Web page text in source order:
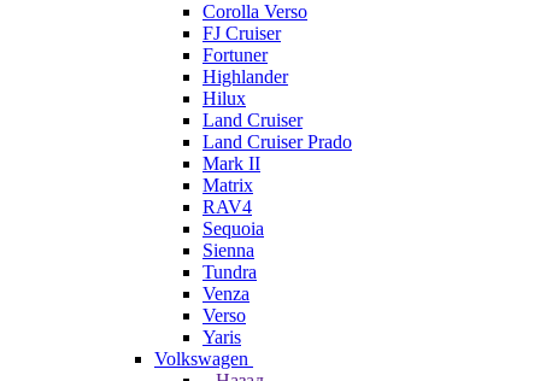
Corolla Verso
FJ Cruiser
Fortuner
Highlander
Hilux
Land Cruiser
Land Cruiser Prado
Mark II
Matrix
RAV4
Sequoia
Sienna
Tundra
Venza
Verso
Yaris
Volkswagen